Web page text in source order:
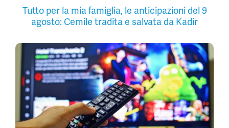
Tutto per la mia famiglia, le anticipazioni del 9
agosto: Cemile tradita e salvata da Kadir